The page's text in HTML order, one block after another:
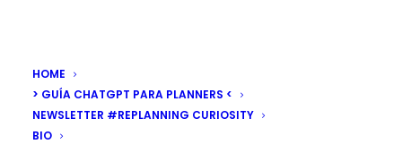
HOME
> GUÍA CHATGPT PARA PLANNERS <
NEWSLETTER #REPLANNING CURIOSITY
BIO
confort' (VIDEO)
La innovación como motor del cambio. Salir